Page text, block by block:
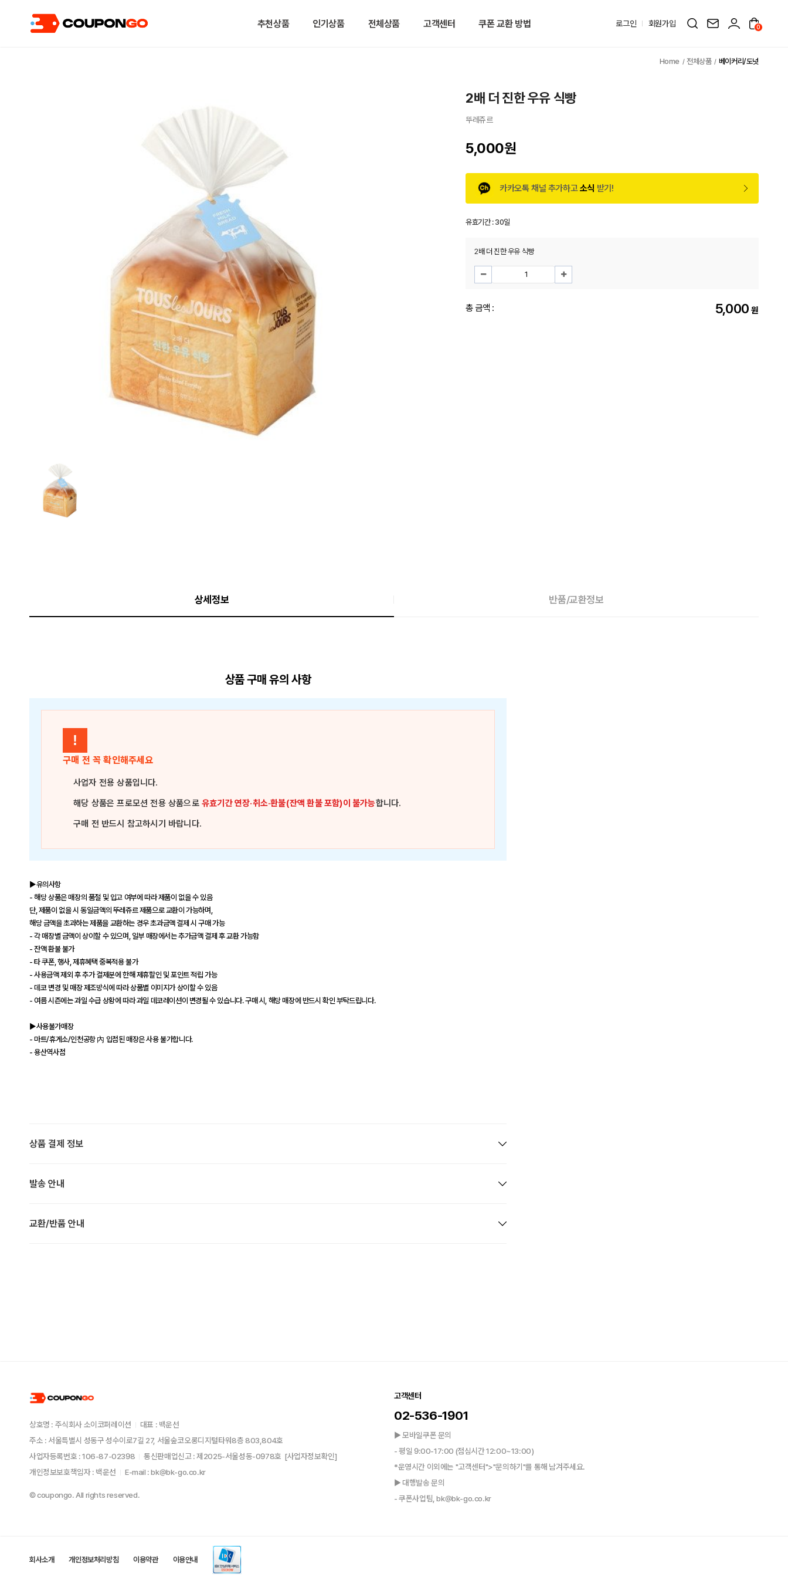
추천상품 인기상품 전체상품 고객센터 쿠폰 교환 방법 로그인 회원가입 0
전체상품 베이커리/도넛
2배 더 진한 우유 식빵
뚜레쥬르
5,000원
카카오톡 채널 추가하고소식 받기!
유효기간 :30일
2배 더 진한 우유 식빵
총 금액 : 5,000 원
상세정보 반품/교환정보
상품 구매 유의 사항
!
구매 전 꼭 확인해주세요
사업자 전용 상품입니다.
해당 상품은프로모션 전용 상품으로유효기간 연장·취소·환불(잔액 환불 포함)이 불가능합니다.
구매 전 반드시 참고하시기 바랍니다.
▶유의사항
- 해당 상품은 매장의 품절 및 입고 여부에 따라 제품이 없을 수 있음
단, 제품이 없을 시 동일금액의 뚜레쥬르 제품으로 교환이 가능하며,
해당 금액을 초과하는 제품을 교환하는 경우 초과금액 결제 시 구매 가능
- 각 매장별 금액이 상이할 수 있으며, 일부 매장에서는 추가금액 결제 후 교환 가능함
- 잔액 환불 불가
- 타 쿠폰, 행사, 제휴혜택 중복적용 불가
- 사용금액 제외 후 추가 결제분에 한해 제휴할인 및 포인트 적립 가능
- 데코 변경 및 매장 제조방식에 따라 상품별 이미지가 상이할 수 있음
- 여름 시즌에는 과일 수급 상황에 따라 과일 데코레이션이 변경될 수 있습니다. 구매 시, 해당 매장에 반드시 확인 부탁드립니다.
▶사용불가매장
- 마트/휴게소/인천공항 內 입점된 매장은 사용 불가합니다.
- 용산역사점
상품 결제 정보
발송 안내
교환/반품 안내
상호명 : 주식회사 소이코퍼레이션
대표 : 백운선
주소 : 서울특별시 성동구 성수이로7길 27, 서울숲코오롱디지털타워8층 803,804호
사업자등록번호 : 106-87-02398
통신판매업신고 : 제2025-서울성동-0978호 [사업자정보확인]
개인정보보호책임자 : 백운선
E-mail : bk@bk-go.co.kr
© coupongo. All rights reserved.
고객센터
02-536-1901
▶ 모바일쿠폰 문의
- 평일 9:00-17:00 (점심시간 12:00~13:00)
*운영시간 이외에는 "고객센터">"문의하기"를 통해 남겨주세요.
▶ 대행발송 문의
- 쿠폰사업팀, bk@bk-go.co.kr
회사소개 개인정보처리방침 이용약관 이용안내